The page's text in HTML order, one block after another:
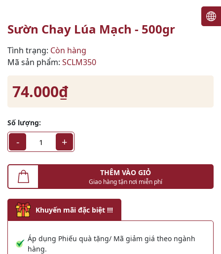
Sườn Chay Lúa Mạch - 500gr
Tình trạng: Còn hàng
Mã sản phẩm: SCLM350
74.000₫
Số lượng:
- +
THÊM VÀO GIỎ
Giao hàng tận nơi miễn phí
Khuyến mãi đặc biệt !!!
Áp dụng Phiếu quà tặng/ Mã giảm giá theo ngành
hàng.